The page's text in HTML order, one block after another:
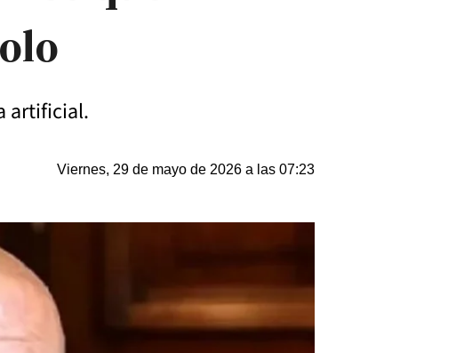
artificial.
Viernes, 29 de mayo de 2026 a las 07:23